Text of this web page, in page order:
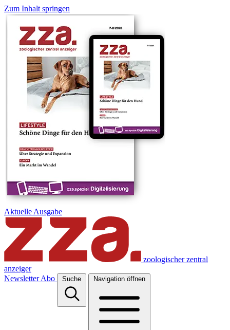
Zum Inhalt springen
Aktuelle Ausgabe
zoologischer zentral
anzeiger
Newsletter Abo Suche Navigation öffnen